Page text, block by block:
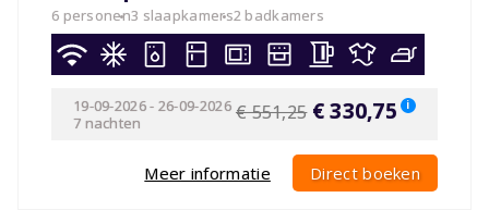
6 personen3 slaapkamers2 badkamers
19-09-2026- 26-09-2026
7 nachten
€ 551,25 € 330,75 i
Meer informatie Direct boeken